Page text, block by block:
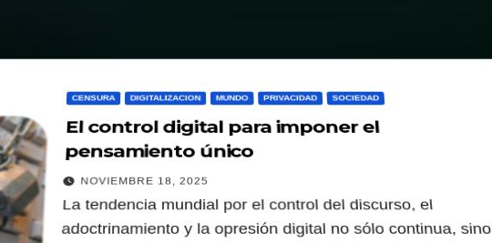
CENSURA DIGITALIZACION MUNDO PRIVACIDAD SOCIEDAD
El control digital para imponer el
pensamiento único
NOVIEMBRE 18, 2025
La tendencia mundial por el control del discurso, el
adoctrinamiento y la opresión digital no sólo continua, sino